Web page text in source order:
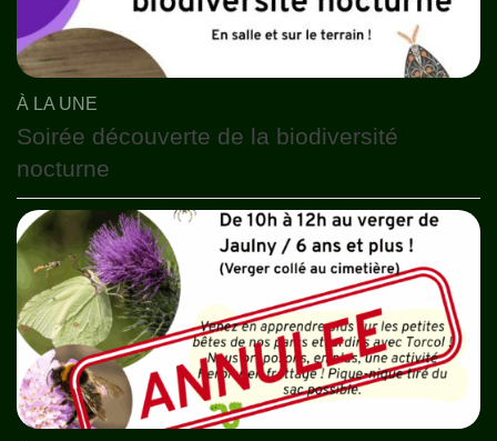
À LA UNE
Soirée découverte de la biodiversité
nocturne